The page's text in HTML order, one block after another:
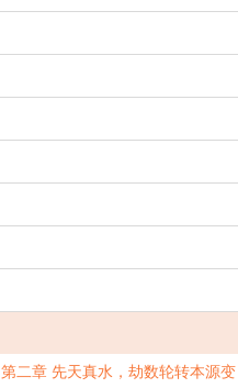
第二章 先天真水，劫数轮转本源变